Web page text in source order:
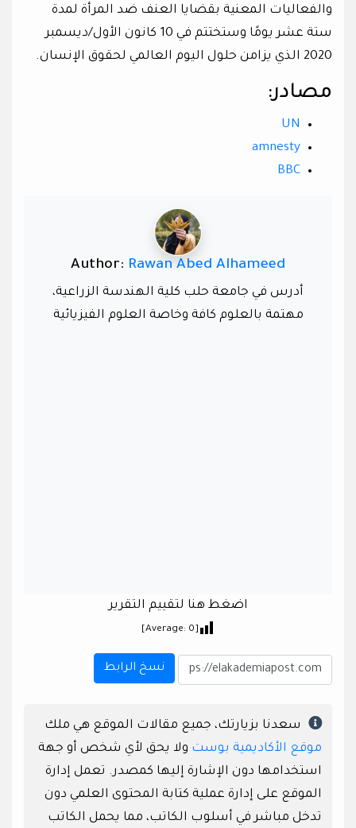
والفعاليات المعنية بقضايا العنف ضد المرأة لمدة
ستة عشر يومًا وستختتم في 10 كانون الأول/ديسمبر
2020 الذي يزامن حلول اليوم العالمي لحقوق الإنسان.
مصادر:
UN
amnesty
BBC
Author: Rawan Abed Alhameed
أدرس في جامعة حلب كلية الهندسة الزراعية،
مهتمة بالعلوم كافة وخاصة العلوم الفيزيائية
اضغط هنا لتقييم التقرير
[Average:
0
]
نسخ الرابط
سعدنا بزيارتك، جميع مقالات الموقع هي ملك
موقع الأكاديمية بوست ولا يحق لأي شخص أو جهة
استخدامها دون الإشارة إليها كمصدر. تعمل إدارة
الموقع على إدارة عملية كتابة المحتوى العلمي دون
تدخل مباشر في أسلوب الكاتب، مما يحمل الكاتب